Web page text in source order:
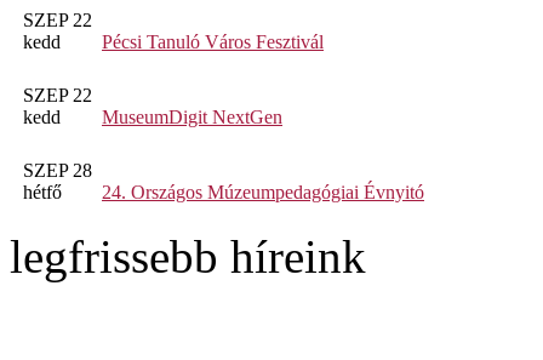
SZEP 22
kedd
Pécsi Tanuló Város Fesztivál
SZEP 22
kedd
MuseumDigit NextGen
SZEP 28
hétfő
24. Országos Múzeumpedagógiai Évnyitó
legfrissebb híreink